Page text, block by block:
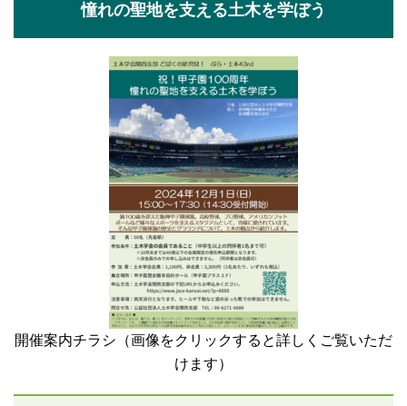
憧れの聖地を支える土木を学ぼう
開催案内チラシ（画像をクリックすると詳しくご覧いただ
けます）